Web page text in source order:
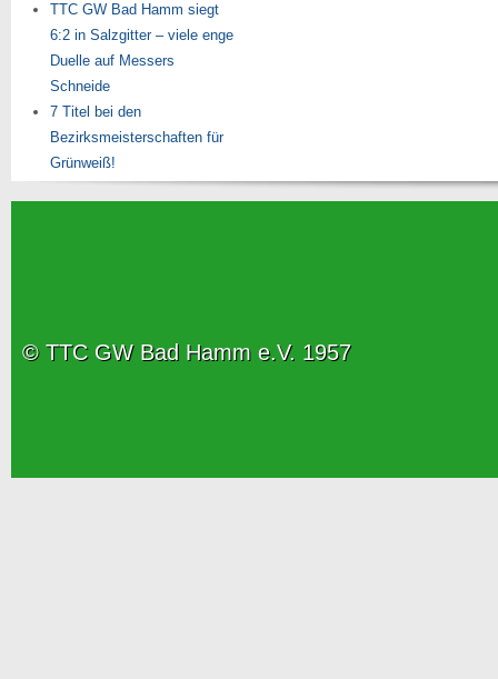
TTC GW Bad Hamm siegt
6:2 in Salzgitter – viele enge
Duelle auf Messers
Schneide
7 Titel bei den
Bezirksmeisterschaften für
Grünweiß!
© TTC GW Bad Hamm e.V. 1957